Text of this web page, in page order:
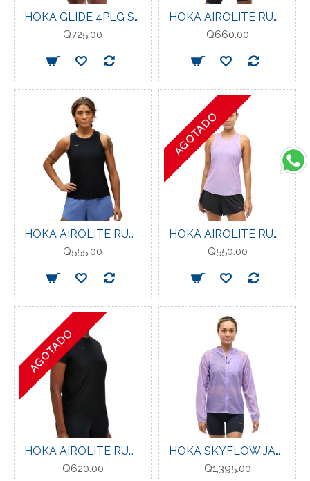
HOKA GLIDE 4PLG SHORT BLACK
Q725.00
HOKA AIROLITE RUN TANK GRAPEFRUIT MIST
Q660.00
HOKA AIROLITE RUN TANK BLACK
Q555.00
AGOTADO
HOKA AIROLITE RUN TANK ASTER FLOWER
Q550.00
AGOTADO
HOKA AIROLITE RUN SHORT SLEEVE BLACK
Q620.00
HOKA SKYFLOW JACKET WOMENS ASTER FLOWER
Q1,395.00